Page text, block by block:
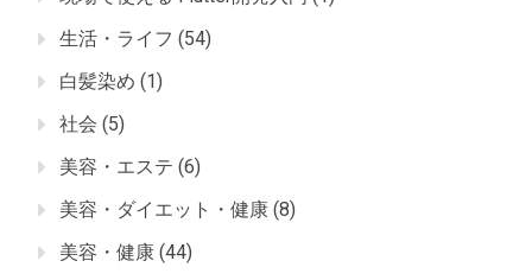
生活・ライフ (54)
白髪染め (1)
社会 (5)
美容・エステ (6)
美容・ダイエット・健康 (8)
美容・健康 (44)